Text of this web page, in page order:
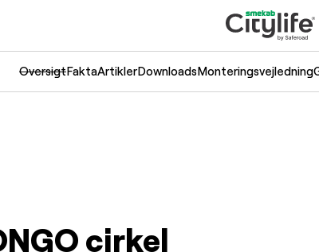
OversigtFaktaArtiklerDownloadsMonteringsvejledning
cirkel